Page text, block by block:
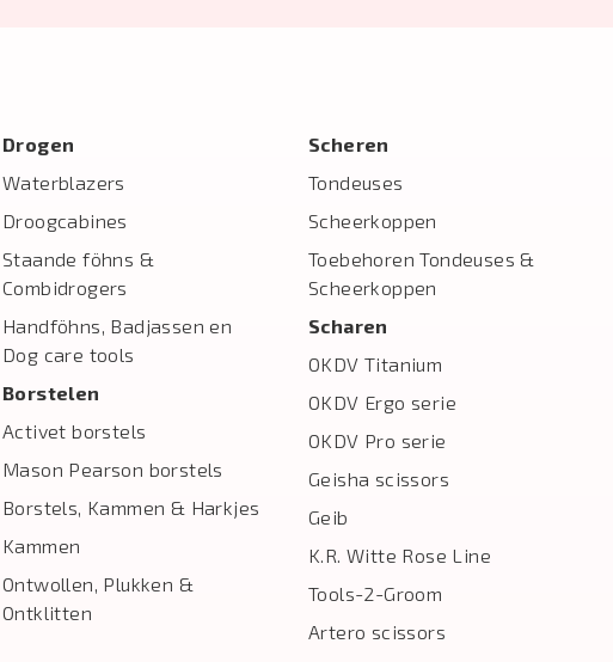
Drogen
Waterblazers
Droogcabines
Staande föhns &
Combidrogers
Handföhns, Badjassen en
Dog care tools
Borstelen
Activet borstels
Mason Pearson borstels
Borstels, Kammen & Harkjes
Kammen
Ontwollen, Plukken &
Ontklitten
Scheren
Tondeuses
Scheerkoppen
Toebehoren Tondeuses &
Scheerkoppen
Scharen
OKDV Titanium
OKDV Ergo serie
OKDV Pro serie
Geisha scissors
Geib
K.R. Witte Rose Line
Tools-2-Groom
Artero scissors